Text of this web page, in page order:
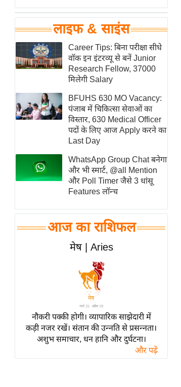
घरेलू नुस्खे
पर्यटन स्थल
फिटनेस मंत्रा
रिलेशनशिप
राजनीति
विश्लेषण
समसामयिक
मातृभूमि
एम.
आर.
आई.
समीक्षा
धर्म
ज्योतिष
त्योहार
राशिफल
विशेष
विश्लेषण
लाइफ & साइंस
Career Tips: बिना परीक्षा सीधे
वॉक इन इंटरव्यू से बनें Junior
Research Fellow, 37000
मिलेगी Salary
BFUHS 630 MO Vacancy:
पंजाब में चिकित्सा सेवाओं का
विस्तार, 630 Medical Officer
पदों के लिए आज Apply करने का
Last Day
WhatsApp Group Chat बनेगा
और भी स्मार्ट, @all Mention
और Poll Timer जैसे 3 धांसू
Features लॉन्च
आज का राशिफल
मेष | Aries
नौकरी पक्की होगी। व्यापारिक साझेदारी में
कड़ी नजर रखें। संतान की उन्नति से प्रसन्नता।
अशुभ समाचार, धन हानि और दुर्घटना।
और पढ़ें